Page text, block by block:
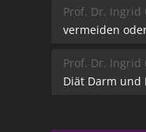
Prof. Dr. Ingrid
vermeiden
Prof. Dr. Ingrid
Diät Darm und